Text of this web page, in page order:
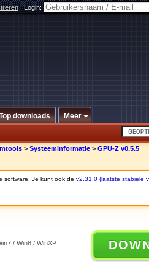
|Login:
downloads Meer
> Systeeminformatie > GPU-Z v0.5.5
software. Je kunt ook de v2.31.0 (laatste stabiele
/ Win8 / WinXP